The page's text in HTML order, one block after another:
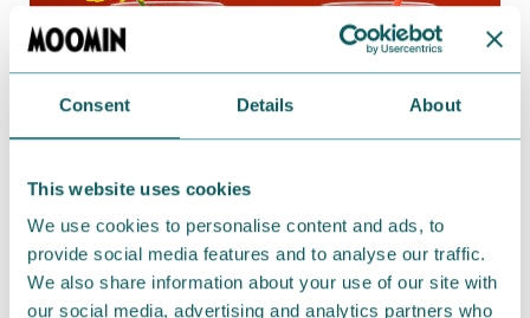
Consent Details About
This website uses cookies
We use cookies to personalise content and ads, to
provide social media features and to analyse our traffic.
We also share information about your use of our site with
our social media, advertising and analytics partners who
ガラスタンブラー（コミックグラス コーヒータイム/ニ